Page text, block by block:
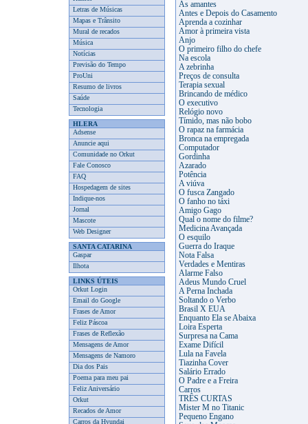
Letras de Músicas
Mapas e Trânsito
Mural de recados
Música
Notícias
Previsão do Tempo
ProUni
Resumo de livros
Saúde
Tecnologia
HLERA
Adsense
Anuncie aqui
Comunidade no Orkut
Fale Conosco
FAQ
Hospedagem de sites
Indique-nos
Jornal
Mascote
Web Designer
SANTA CATARINA
Gaspar
Ilhota
LINKS ÚTEIS
Orkut Login
Email do Google
Frases de Amor
Feliz Páscoa
Frases de Reflexão
Mensagens de Amor
Mensagens de Namoro
Dia dos Pais
Poema para meu pai
Feliz Aniversário
Orkut
Recados de Amor
Carros da Hyundai
As amantes
Antes e Depois do Casamento
Aprenda a cozinhar
Amor à primeira vista
Anjo
O primeiro filho do chefe
Na escola
A zebrinha
Preços de consulta
Terapia sexual
Brincando de médico
O executivo
Relógio novo
Tímido, mas não bobo
O rapaz na farmácia
Bronca na empregada
Computador
Gordinha
Azarado
Potência
A viúva
O fusca Zangado
O fanho no táxi
Amigo Gago
Qual o nome do filme?
Medicina Avançada
O esquilo
Guerra do Iraque
Nota Falsa
Verdades e Mentiras
Alarme Falso
Adeus Mundo Cruel
A Perna Inchada
Soltando o Verbo
Brasil X EUA
Enquanto Ela se Abaixa
Loira Esperta
Surpresa na Cama
Exame Difícil
Lula na Favela
Tiazinha Cover
Salário Errado
O Padre e a Freira
Carros
TRÊS CURTAS
Mister M no Titanic
Pequeno Engano